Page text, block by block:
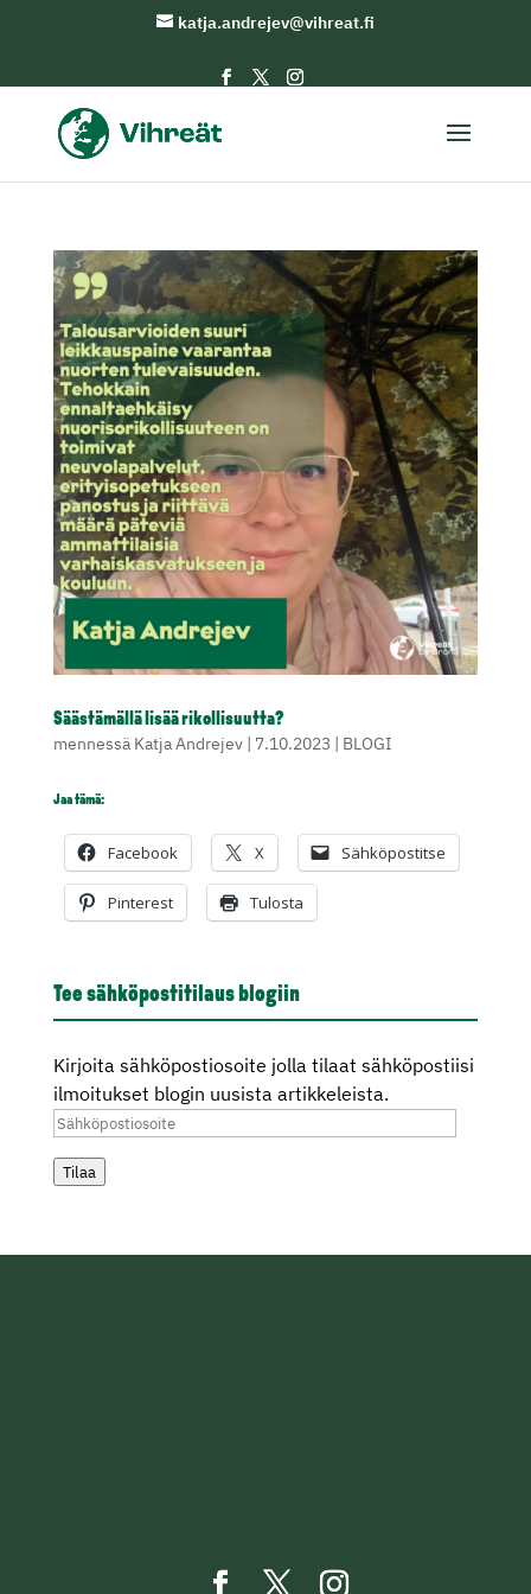
katja.andrejev@vihreat.fi
Säästämällä lisää rikollisuutta?
mennessä Katja Andrejev| 7.10.2023 | BLOGI
Jaa tämä:
Facebook X Sähköpostitse
Pinterest Tulosta
Tee sähköpostitilaus blogiin
Kirjoita sähköpostiosoite jolla tilaat sähköpostiisi
ilmoitukset blogin uusista artikkeleista.
Sähköpostiosoite
Tilaa